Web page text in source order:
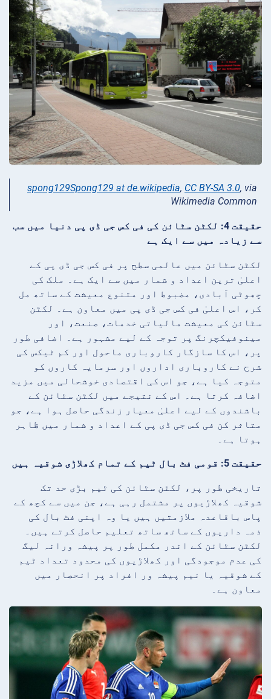
spong129Spong129 at de.wikipedia, CC BY-SA 3.0, via
Wikimedia Common
حقیقت 4: لکٹن سٹائن کی فی کس جی ڈی پی دنیا میں سب
سے زیادہ میں سے ایک ہے
لکٹن سٹائن میں عالمی سطح پر فی کس جی ڈی پی کے
اعلیٰ ترین اعداد و شمار میں سے ایک ہے۔ ملک کی
چھوٹی آبادی، مضبوط اور متنوع معیشت کے ساتھ مل
کر، اس اعلیٰ فی کس جی ڈی پی میں معاون ہے۔ لکٹن
سٹائن کی معیشت مالیاتی خدمات، صنعت، اور
مینوفیکچرنگ پر توجہ کے لیے مشہور ہے۔ اضافی طور
پر، اس کا سازگار کاروباری ماحول اور کم ٹیکس کی
شرح نے کاروباری اداروں اور سرمایہ کاروں کو
متوجہ کیا ہے، جو اس کی اقتصادی خوشحالی میں مزید
اضافہ کرتا ہے۔ اس کے نتیجے میں لکٹن سٹائن کے
باشندوں کے لیے اعلیٰ معیار زندگی حاصل ہوا ہے، جو
متاثر کن فی کس جی ڈی پی کے اعداد و شمار میں ظاہر
ہوتا ہے۔
حقیقت 5: قومی فٹ بال ٹیم کے تمام کھلاڑی شوقیہ ہیں
تاریخی طور پر، لکٹن سٹائن کی ٹیم بڑی حد تک
شوقیہ کھلاڑیوں پر مشتمل رہی ہے، جن میں سے کچھ کے
پاس باقاعدہ ملازمتیں ہیں یا وہ اپنی فٹ بال کی
ذمہ داریوں کے ساتھ ساتھ تعلیم حاصل کرتے ہیں۔
لکٹن سٹائن کے اندر مکمل طور پر پیشہ ورانہ لیگ
کی عدم موجودگی اور کھلاڑیوں کی محدود تعداد ٹیم
کے شوقیہ یا نیم پیشہ ور افراد پر انحصار میں
معاون ہے۔